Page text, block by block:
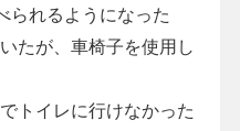
られるようになった
たが、車椅子を使用し
トイレに行けなかった